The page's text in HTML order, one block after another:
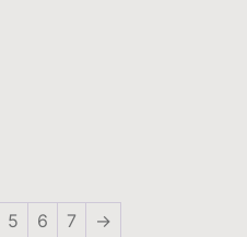
5 6 7 →